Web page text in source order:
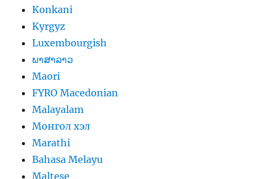
Konkani
Kyrgyz
Luxembourgish
ພາສາລາວ
Maori
FYRO Macedonian
Malayalam
Монгол хэл
Marathi
Bahasa Melayu
Maltese